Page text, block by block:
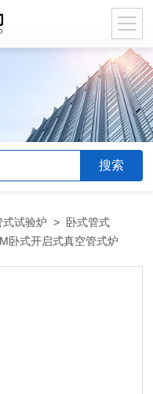
式试验炉 > 卧式管式
卧式开启式真空管式炉